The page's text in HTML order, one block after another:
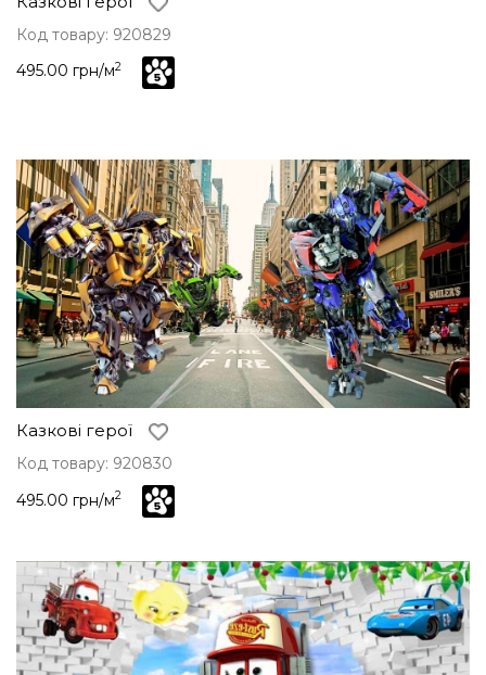
Код товару: 920829
495.00 грн/м2
Казкові герої
Код товару: 920830
495.00 грн/м2